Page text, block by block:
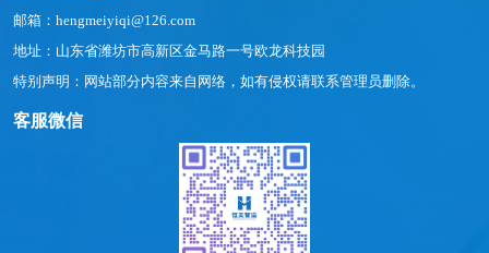
邮箱：hengmeiyiqi@126.com
地址：山东省潍坊市高新区金马路一号欧龙科技园
特别声明：网站部分内容来自网络，如有侵权请联系管理员删除。
客服微信